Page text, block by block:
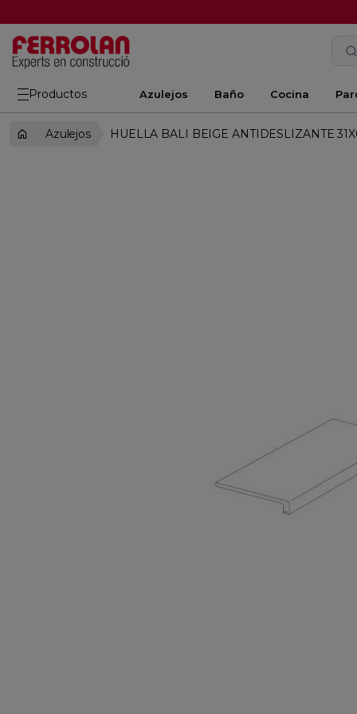
Productos Azulejos Baño Cocina
Azulejos HUELLA BALI BEIGE ANTIDESLIZANTE